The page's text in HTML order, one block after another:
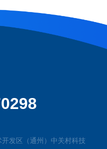
发区（通州）中关村科技